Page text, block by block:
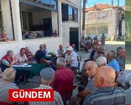
GÜNDEM